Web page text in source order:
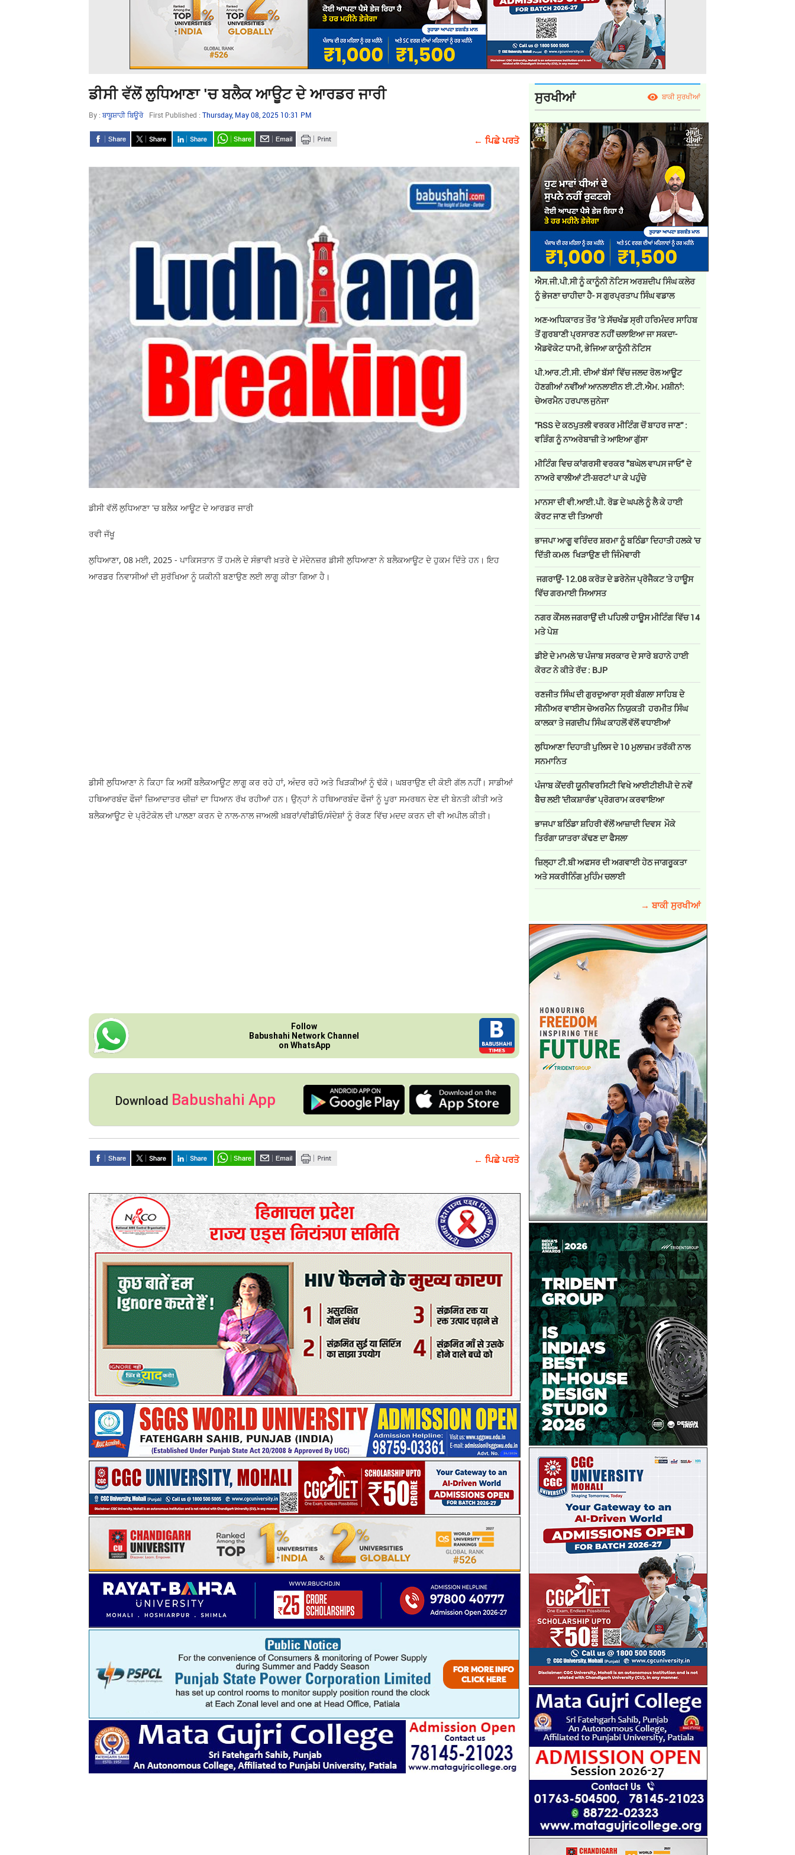
ਡੀਸੀ ਵੱਲੋਂ ਲੁਧਿਆਣਾ 'ਚ ਬਲੈਕ ਆਊਟ ਦੇ ਆਰਡਰ ਜਾਰੀ
By : ਬਾਬੂਸ਼ਾਹੀ ਬਿਊਰੋ First Published : Thursday, May 08, 2025 10:31 PM
← ਪਿਛੇ ਪਰਤੋ
ਡੀਸੀ ਵੱਲੋਂ ਲੁਧਿਆਣਾ 'ਚ ਬਲੈਕ ਆਊਟ ਦੇ ਆਰਡਰ ਜਾਰੀ
ਰਵੀ ਜੱਖੂ
ਲੁਧਿਆਣਾ, 08 ਮਈ, 2025 - ਪਾਕਿਸਤਾਨ ਤੋਂ ਹਮਲੇ ਦੇ ਸੰਭਾਵੀ ਖ਼ਤਰੇ ਦੇ ਮੱਦੇਨਜ਼ਰ ਡੀਸੀ ਲੁਧਿਆਣਾ ਨੇ ਬਲੈਕਆਊਟ ਦੇ ਹੁਕਮ ਦਿੱਤੇ ਹਨ। ਇਹ
ਆਰਡਰ ਨਿਵਾਸੀਆਂ ਦੀ ਸੁਰੱਖਿਆ ਨੂੰ ਯਕੀਨੀ ਬਣਾਉਣ ਲਈ ਲਾਗੂ ਕੀਤਾ ਗਿਆ ਹੈ।
ਡੀਸੀ ਲੁਧਿਆਣਾ ਨੇ ਕਿਹਾ ਕਿ ਅਸੀਂ ਬਲੈਕਆਊਟ ਲਾਗੂ ਕਰ ਰਹੇ ਹਾਂ, ਅੰਦਰ ਰਹੋ ਅਤੇ ਖਿੜਕੀਆਂ ਨੂੰ ਢੱਕੋ। ਘਬਰਾਉਣ ਦੀ ਕੋਈ ਗੱਲ ਨਹੀਂ। ਸਾਡੀਆਂ
ਹਥਿਆਰਬੰਦ ਫੌਜਾਂ ਜ਼ਿਆਦਾਤਰ ਚੀਜ਼ਾਂ ਦਾ ਧਿਆਨ ਰੱਖ ਰਹੀਆਂ ਹਨ। ਉਨ੍ਹਾਂ ਨੇ ਹਥਿਆਰਬੰਦ ਫੌਜਾਂ ਨੂੰ ਪੂਰਾ ਸਮਰਥਨ ਦੇਣ ਦੀ ਬੇਨਤੀ ਕੀਤੀ ਅਤੇ
ਬਲੈਕਆਊਟ ਦੇ ਪ੍ਰੋਟੋਕੋਲ ਦੀ ਪਾਲਣਾ ਕਰਨ ਦੇ ਨਾਲ-ਨਾਲ ਜਾਅਲੀ ਖ਼ਬਰਾਂ/ਵੀਡੀਓ/ਸੰਦੇਸ਼ਾਂ ਨੂੰ ਰੋਕਣ ਵਿੱਚ ਮਦਦ ਕਰਨ ਦੀ ਵੀ ਅਪੀਲ ਕੀਤੀ।
Follow
Babushahi Network Channel
on WhatsApp
Download Babushahi App
← ਪਿਛੇ ਪਰਤੋ
ਸੁਰਖੀਆਂ ਬਾਕੀ ਸੁਰਖੀਆਂ
ਐਸ.ਜੀ.ਪੀ.ਸੀ ਨੂੰ ਕਾਨੂੰਨੀ ਨੋਟਿਸ ਅਰਸ਼ਦੀਪ ਸਿੰਘ ਕਲੇਰ
ਨੂੰ ਭੇਜਣਾ ਚਾਹੀਦਾ ਹੈ- ਸ ਗੁਰਪ੍ਰਤਾਪ ਸਿੰਘ ਵਡਾਲ
ਅਣ-ਅਧਿਕਾਰਤ ਤੌਰ ’ਤੇ ਸੱਚਖੰਡ ਸ੍ਰੀ ਹਰਿਮੰਦਰ ਸਾਹਿਬ
ਤੋਂ ਗੁਰਬਾਣੀ ਪ੍ਰਸਾਰਣ ਨਹੀਂ ਚਲਾਇਆ ਜਾ ਸਕਦਾ-
ਐਡਵੋਕੇਟ ਧਾਮੀ, ਭੇਜਿਆ ਕਾਨੂੰਨੀ ਨੋਟਿਸ
ਪੀ.ਆਰ.ਟੀ.ਸੀ. ਦੀਆਂ ਬੱਸਾਂ ਵਿੱਚ ਜਲਦ ਰੋਲ ਆਊਟ
ਹੋਣਗੀਆਂ ਨਵੀਂਆਂ ਆਨਲਾਈਨ ਈ.ਟੀ.ਐਮ. ਮਸ਼ੀਨਾਂ:
ਚੇਅਰਮੈਨ ਹਰਪਾਲ ਜੁਨੇਜਾ
''RSS ਦੇ ਕਠਪੁਤਲੀ ਵਰਕਰ ਮੀਟਿੰਗ ਚੋਂ ਬਾਹਰ ਜਾਣ'' :
ਵੜਿੰਗ ਨੂੰ ਨਾਅਰੇਬਾਜ਼ੀ ਤੇ ਆਇਆ ਗੁੱਸਾ
ਮੀਟਿੰਗ ਵਿਚ ਕਾਂਗਰਸੀ ਵਰਕਰ "ਬਘੇਲ ਵਾਪਸ ਜਾਓ" ਦੇ
ਨਾਅਰੇ ਵਾਲੀਆਂ ਟੀ-ਸ਼ਰਟਾਂ ਪਾ ਕੇ ਪਹੁੰਚੇ
ਮਾਨਸਾ ਦੀ ਵੀ.ਆਈ.ਪੀ. ਰੋਡ ਦੇ ਘਪਲੇ ਨੂੰ ਲੈ ਕੇ ਹਾਈ
ਕੋਰਟ ਜਾਣ ਦੀ ਤਿਆਰੀ
ਭਾਜਪਾ ਆਗੂ ਵਰਿੰਦਰ ਸ਼ਰਮਾ ਨੂੰ ਬਠਿੰਡਾ ਦਿਹਾਤੀ ਹਲਕੇ 'ਚ
ਦਿੱਤੀ ਕਮਲ ਖਿੜਾਉਣ ਦੀ ਜਿੰਮੇਵਾਰੀ
ਜਗਰਾਉਂ- 12.08 ਕਰੋੜ ਦੇ ਡਰੇਨੇਜ ਪ੍ਰੋਜੈਕਟ 'ਤੇ ਹਾਊਸ
ਵਿੱਚ ਗਰਮਾਈ ਸਿਆਸਤ
ਨਗਰ ਕੌਂਸਲ ਜਗਰਾਉਂ ਦੀ ਪਹਿਲੀ ਹਾਊਸ ਮੀਟਿੰਗ ਵਿੱਚ 14
ਮਤੇ ਪੇਸ਼
ਡੀਏ ਦੇ ਮਾਮਲੇ 'ਚ ਪੰਜਾਬ ਸਰਕਾਰ ਦੇ ਸਾਰੇ ਬਹਾਨੇ ਹਾਈ
ਕੋਰਟ ਨੇ ਕੀਤੇ ਰੱਦ : BJP
ਰਣਜੀਤ ਸਿੰਘ ਦੀ ਗੁਰਦੁਆਰਾ ਸ੍ਰੀ ਬੰਗਲਾ ਸਾਹਿਬ ਦੇ
ਸੀਨੀਅਰ ਵਾਈਸ ਚੇਅਰਮੈਨ ਨਿਯੁਕਤੀ ਹਰਮੀਤ ਸਿੰਘ
ਕਾਲਕਾ ਤੇ ਜਗਦੀਪ ਸਿੰਘ ਕਾਹਲੋਂ ਵੱਲੋਂ ਵਧਾਈਆਂ
ਲੁਧਿਆਣਾ ਦਿਹਾਤੀ ਪੁਲਿਸ ਦੇ 10 ਮੁਲਾਜ਼ਮ ਤਰੱਕੀ ਨਾਲ
ਸਨਮਾਨਿਤ
ਪੰਜਾਬ ਕੇਂਦਰੀ ਯੂਨੀਵਰਸਿਟੀ ਵਿਖੇ ਆਈਟੀਈਪੀ ਦੇ ਨਵੇਂ
ਬੈਚ ਲਈ 'ਦੀਕਸ਼ਾਰੰਭ' ਪ੍ਰੋਗਰਾਮ ਕਰਵਾਇਆ
ਭਾਜਪਾ ਬਠਿੰਡਾ ਸ਼ਹਿਰੀ ਵੱਲੋਂ ਆਜ਼ਾਦੀ ਦਿਵਸ ਮੌਕੇ
ਤਿਰੰਗਾ ਯਾਤਰਾ ਕੱਢਣ ਦਾ ਫੈਸਲਾ
ਜ਼ਿਲ੍ਹਾ ਟੀ.ਬੀ ਅਫਸਰ ਦੀ ਅਗਵਾਈ ਹੇਠ ਜਾਗਰੂਕਤਾ
ਅਤੇ ਸਕਰੀਨਿੰਗ ਮੁਹਿੰਮ ਚਲਾਈ
→ ਬਾਕੀ ਸੁਰਖੀਆਂ